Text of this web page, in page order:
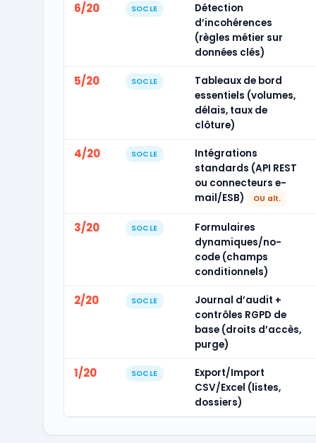
6/20 SOCLE
Détection
d’incohérences
(règles métier sur
données clés)
5/20 SOCLE
Tableaux de bord
essentiels (volumes,
délais, taux de
clôture)
4/20 SOCLE
Intégrations
standards (API REST
ou connecteurs e-
mail/ESB)
OU alt.
3/20 SOCLE
Formulaires
dynamiques/no-
code (champs
conditionnels)
2/20 SOCLE
Journal d’audit +
contrôles RGPD de
base (droits d’accès,
purge)
1/20 SOCLE
Export/Import
CSV/Excel (listes,
dossiers)